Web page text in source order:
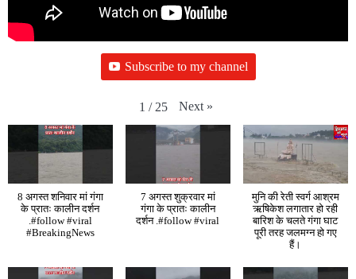
Subscribe to my channel
1 / 25 Next »
8 अगस्त शनिवार मां गंगा
के प्रातः कालीन दर्शन
.#follow #viral
#BreakingNews
7 अगस्त शुक्रवार मां
गंगा के प्रातः कालीन
दर्शन .#follow #viral
मुनि की रेती स्वर्ग आश्रम
ऋषिकेश लगातार हो रही
बारिश के चलते गंगा घाट
पूरी तरह जलमग्न हो गए
हैं।